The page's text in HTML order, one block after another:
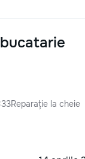
Reparație la cheie